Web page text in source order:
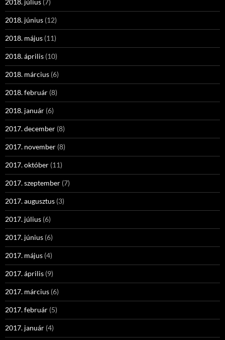
2018. július (7)
2018. június (12)
2018. május (11)
2018. április (10)
2018. március (6)
2018. február (8)
2018. január (6)
2017. december (8)
2017. november (8)
2017. október (11)
2017. szeptember (7)
2017. augusztus (3)
2017. július (6)
2017. június (6)
2017. május (4)
2017. április (9)
2017. március (6)
2017. február (5)
2017. január (4)